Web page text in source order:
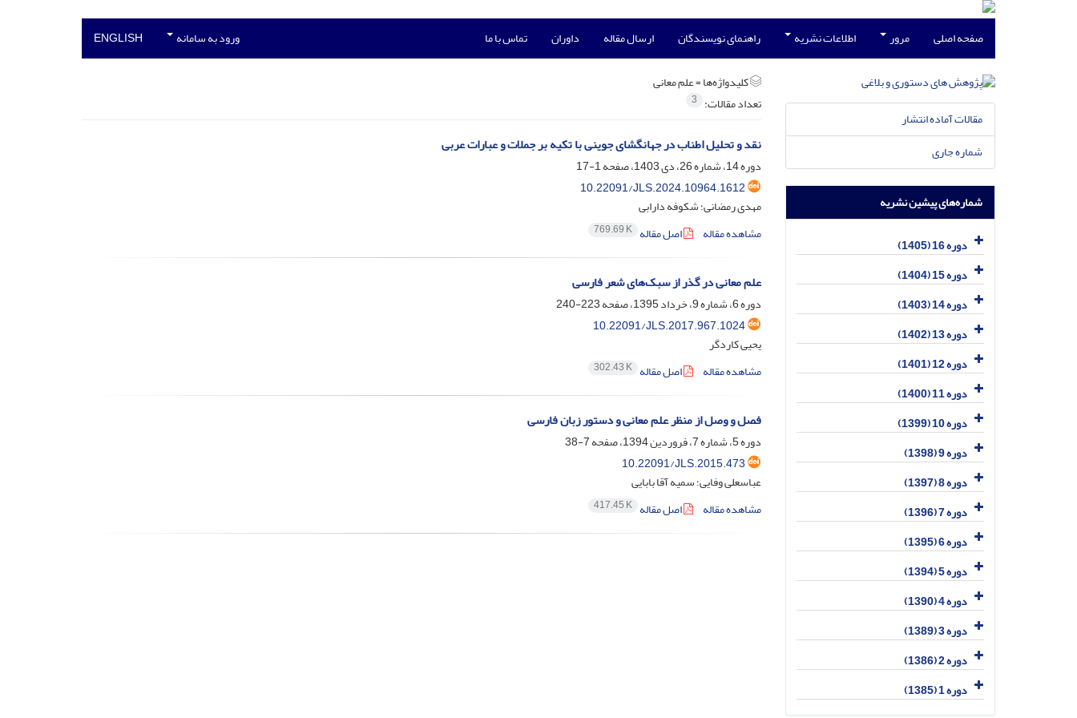
صفحه اصلی مرور اطلاعات نشریه راهنمای نویسندگان ارسال مقاله داوران تماس با ما ورود به سامانه ENGLISH
کلیدواژه‌ها =علم معانی
تعداد مقالات: 3
نقد و تحلیل اطناب در جهانگشای جوینی با تکیه بر جملات و عبارات عربی
دوره 14، شماره 26، دی 1403، صفحه
1-17
10.22091/JLS.2024.10964.1612
مهدی رمضانی؛ شکوفه دارابی
مشاهده مقاله
اصل مقاله 769.69 K
علم معانی در گذر از سبک‌های شعر فارسی
دوره 6، شماره 9، خرداد 1395، صفحه
223-240
10.22091/JLS.2017.967.1024
یحیی کاردگر
مشاهده مقاله
اصل مقاله 302.43 K
فصل و وصل از منظر علم معانی و دستور زبان فارسی
دوره 5، شماره 7، فروردین 1394، صفحه
7-38
10.22091/JLS.2015.473
عباسعلی وفایی؛ سمیه آقا بابایی
مشاهده مقاله
اصل مقاله 417.45 K
مقالات آماده انتشار
شماره جاری
شماره‌های پیشین نشریه
دوره 16 (1405)
دوره 15 (1404)
دوره 14 (1403)
دوره 13 (1402)
دوره 12 (1401)
دوره 11 (1400)
دوره 10 (1399)
دوره 9 (1398)
دوره 8 (1397)
دوره 7 (1396)
دوره 6 (1395)
دوره 5 (1394)
دوره 4 (1390)
دوره 3 (1389)
دوره 2 (1386)
دوره 1 (1385)